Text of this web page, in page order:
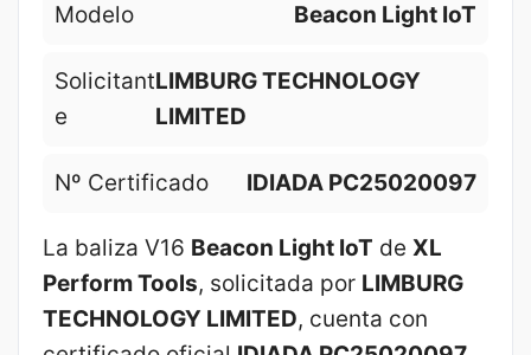
Modelo Beacon Light IoT
Solicitant
e
LIMBURG TECHNOLOGY
LIMITED
Nº Certificado IDIADA PC25020097
La baliza V16 Beacon Light IoT de XL
Perform Tools, solicitada por LIMBURG
TECHNOLOGY LIMITED, cuenta con